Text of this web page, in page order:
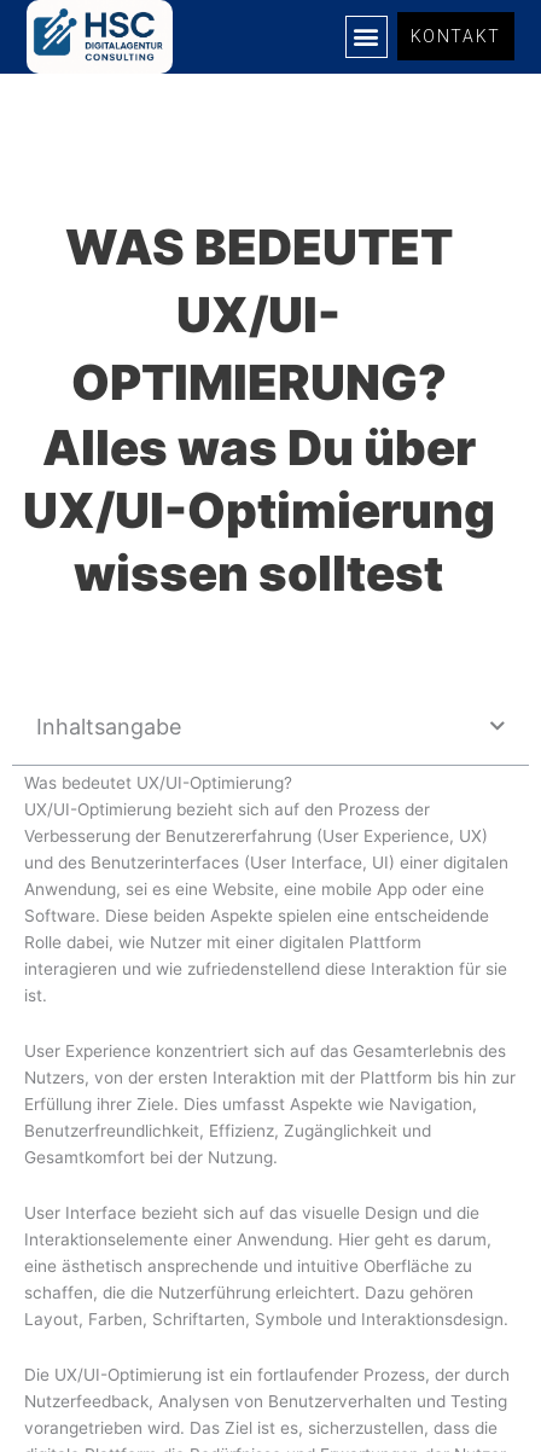
Zum
springen
KONTAKT
WAS BEDEUTET
UX/UI-
OPTIMIERUNG?
Alles was Du über
UX/UI-Optimierung
wissen solltest
Inhaltsangabe
Was bedeutet UX/UI-Optimierung?
UX/UI-Optimierung bezieht sich auf den Prozess der
Verbesserung der Benutzererfahrung (User Experience, UX)
und des Benutzerinterfaces (User Interface, UI) einer digitalen
Anwendung, sei es eine Website, eine mobile App oder eine
Software. Diese beiden Aspekte spielen eine entscheidende
Rolle dabei, wie Nutzer mit einer digitalen Plattform
interagieren und wie zufriedenstellend diese Interaktion für sie
ist.
User Experience konzentriert sich auf das Gesamterlebnis des
Nutzers, von der ersten Interaktion mit der Plattform bis hin zur
Erfüllung ihrer Ziele. Dies umfasst Aspekte wie Navigation,
Benutzerfreundlichkeit, Effizienz, Zugänglichkeit und
Gesamtkomfort bei der Nutzung.
User Interface bezieht sich auf das visuelle Design und die
Interaktionselemente einer Anwendung. Hier geht es darum,
eine ästhetisch ansprechende und intuitive Oberfläche zu
schaffen, die die Nutzerführung erleichtert. Dazu gehören
Layout, Farben, Schriftarten, Symbole und Interaktionsdesign.
Die UX/UI-Optimierung ist ein fortlaufender Prozess, der durch
Nutzerfeedback, Analysen von Benutzerverhalten und Testing
vorangetrieben wird. Das Ziel ist es, sicherzustellen, dass die